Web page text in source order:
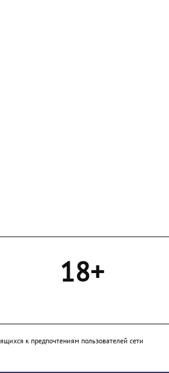
18+
к предпочтениям пользователей сети